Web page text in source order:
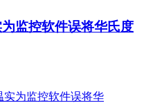
监控软件误将华氏度